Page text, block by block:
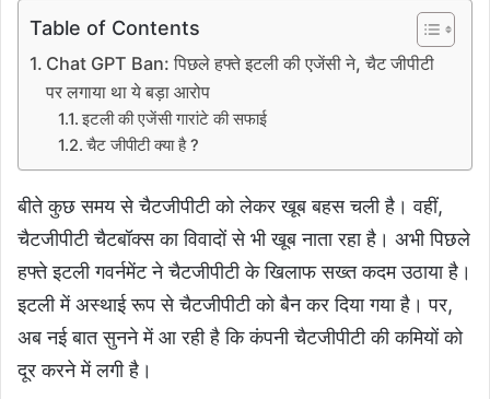
Table of Contents
Chat GPT Ban: पिछले हफ्ते इटली की एजेंसी ने, चैट जीपीटी
पर लगाया था ये बड़ा आरोप
इटली की एजेंसी गारांटे की सफाई
चैट जीपीटी क्या है ?
बीते कुछ समय से चैटजीपीटी को लेकर खूब बहस चली है। वहीं,
चैटजीपीटी चैटबॉक्स का विवादों से भी खूब नाता रहा है। अभी पिछले
हफ्ते इटली गवर्नमेंट ने चैटजीपीटी के खिलाफ सख्त कदम उठाया है।
इटली में अस्थाई रूप से चैटजीपीटी को बैन कर दिया गया है। पर,
अब नई बात सुनने में आ रही है कि कंपनी चैटजीपीटी की कमियों को
दूर करने में लगी है।